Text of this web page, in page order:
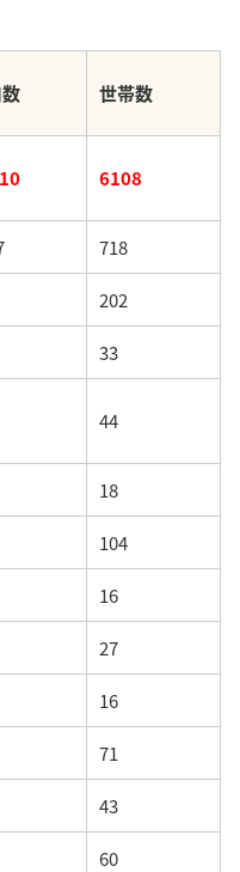
世帯数
6108
718
202
33
44
18
104
16
27
16
71
43
60